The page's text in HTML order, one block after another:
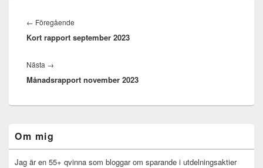
← Föregående
inlägg:
Kort rapport september 2023
Nästa →
inlägg:
Månadsrapport november 2023
sidofältet
Widget
område
Om mig
Jag är en 55+ qvinna som bloggar om sparande i utdelningsaktier